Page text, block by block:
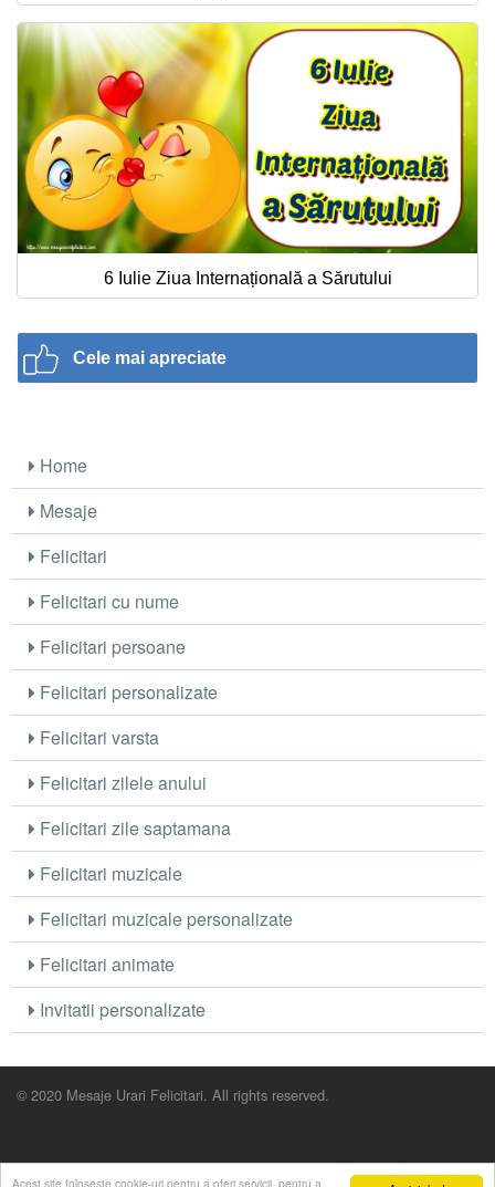
Acest site foloseste cookie-uri pentru a oferi servicii, pentru a
6 Iulie Ziua Internațională a Sărutului
Cele mai apreciate
Home
Mesaje
Felicitari
Felicitari cu nume
Felicitari persoane
Felicitari personalizate
Felicitari varsta
Felicitari zilele anului
Felicitari zile saptamana
Felicitari muzicale
Felicitari muzicale personalizate
Felicitari animate
Invitatii personalizate
© 2020 Mesaje Urari Felicitari. All rights reserved.